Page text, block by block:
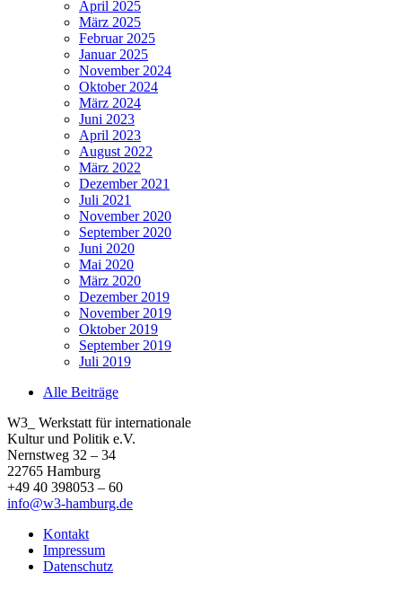
April 2025
März 2025
Februar 2025
Januar 2025
November 2024
Oktober 2024
März 2024
Juni 2023
April 2023
August 2022
März 2022
Dezember 2021
Juli 2021
November 2020
September 2020
Juni 2020
Mai 2020
März 2020
Dezember 2019
November 2019
Oktober 2019
September 2019
Juli 2019
Alle Beiträge
W3_ Werkstatt für internationale
Kultur und Politik e.V.
Nernstweg 32 – 34
22765 Hamburg
+49 40 398053 – 60
info@w3-hamburg.de
Kontakt
Impressum
Datenschutz